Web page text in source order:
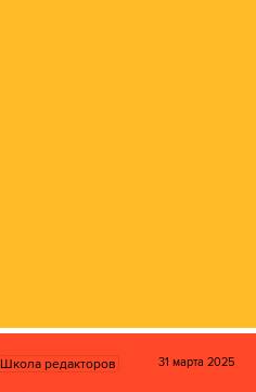
Школа редакторов
31 марта 2025